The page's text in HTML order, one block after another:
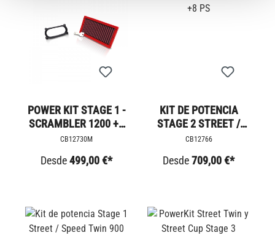
POWER KIT STAGE 1 -
SCRAMBLER 1200 +5
PS
CB12730M
Desde499,00 €*
KIT DE POTENCIA
STAGE 2 STREET /
SPEED TWIN 900 +8
CB12766
Desde709,00 €*